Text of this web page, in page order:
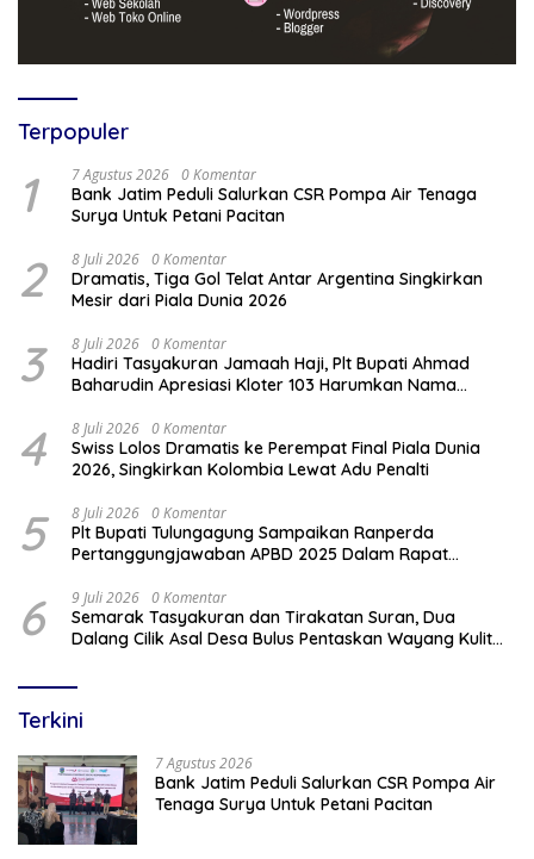
Terpopuler
1 7 Agustus 2026 0 Komentar
Bank Jatim Peduli Salurkan CSR Pompa Air Tenaga
Surya Untuk Petani Pacitan
2 8 Juli 2026 0 Komentar
Dramatis, Tiga Gol Telat Antar Argentina Singkirkan
Mesir dari Piala Dunia 2026
3 8 Juli 2026 0 Komentar
Hadiri Tasyakuran Jamaah Haji, Plt Bupati Ahmad
Baharudin Apresiasi Kloter 103 Harumkan Nama
4 8 Juli 2026 0 Komentar
Swiss Lolos Dramatis ke Perempat Final Piala Dunia
2026, Singkirkan Kolombia Lewat Adu Penalti
5 8 Juli 2026 0 Komentar
Plt Bupati Tulungagung Sampaikan Ranperda
Pertanggungjawaban APBD 2025 Dalam Rapat
6 9 Juli 2026 0 Komentar
Semarak Tasyakuran dan Tirakatan Suran, Dua
Dalang Cilik Asal Desa Bulus Pentaskan Wayang Kulit
Terkini
7 Agustus 2026
Bank Jatim Peduli Salurkan CSR Pompa Air
Tenaga Surya Untuk Petani Pacitan